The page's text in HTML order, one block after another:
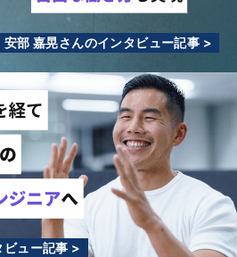
安部 嘉晃さんのインタビュー記事 >
ビュー記事 >